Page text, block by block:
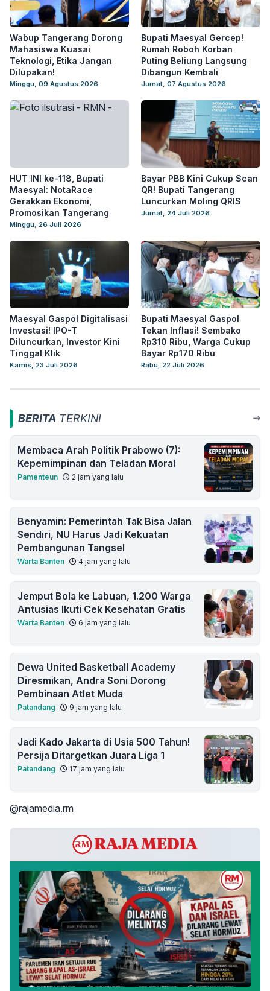
Wabup Tangerang Dorong
Mahasiswa Kuasai
Teknologi, Etika Jangan
Dilupakan!
Minggu, 09 Agustus 2026
Bupati Maesyal Gercep!
Rumah Roboh Korban
Puting Beliung Langsung
Dibangun Kembali
Jumat, 07 Agustus 2026
HUT INI ke-118, Bupati
Maesyal: NotaRace
Gerakkan Ekonomi,
Promosikan Tangerang
Minggu, 26 Juli 2026
Bayar PBB Kini Cukup Scan
QR! Bupati Tangerang
Luncurkan Moling QRIS
Jumat, 24 Juli 2026
Maesyal Gaspol Digitalisasi
Investasi! IPO-T
Diluncurkan, Investor Kini
Tinggal Klik
Kamis, 23 Juli 2026
Bupati Maesyal Gaspol
Tekan Inflasi! Sembako
Rp310 Ribu, Warga Cukup
Bayar Rp170 Ribu
Rabu, 22 Juli 2026
BERITA TERKINI
Membaca Arah Politik Prabowo (7):
Kepemimpinan dan Teladan Moral
Pamenteun 2 jam yang lalu
Benyamin: Pemerintah Tak Bisa Jalan
Sendiri, NU Harus Jadi Kekuatan
Pembangunan Tangsel
Warta Banten 4 jam yang lalu
Jemput Bola ke Labuan, 1.200 Warga
Antusias Ikuti Cek Kesehatan Gratis
Warta Banten 6 jam yang lalu
Dewa United Basketball Academy
Diresmikan, Andra Soni Dorong
Pembinaan Atlet Muda
Patandang 9 jam yang lalu
Jadi Kado Jakarta di Usia 500 Tahun!
Persija Ditargetkan Juara Liga 1
Patandang 17 jam yang lalu
@rajamedia.rm